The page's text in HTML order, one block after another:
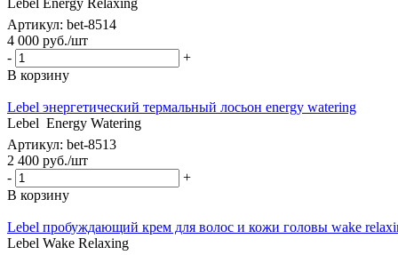
Артикул: bet-8514
4 000 руб./шт
-
+
В корзину
Lebel энергетический термальный лосьон energy watering
Lebel Energy Watering
Артикул: bet-8513
2 400 руб./шт
-
+
В корзину
Lebel пробуждающий крем для волос и кожи головы wake
Lebel Wake Relaxing